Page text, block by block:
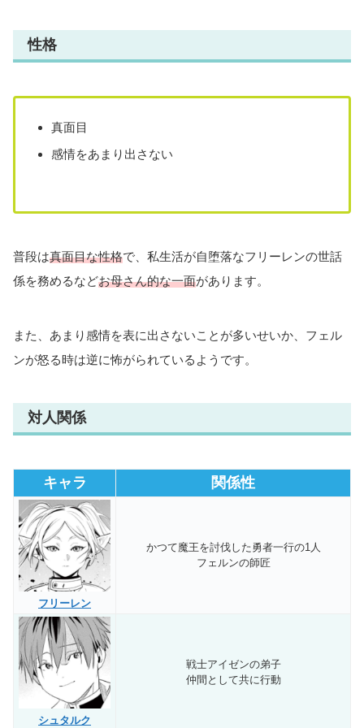
性格
真面目
感情をあまり出さない
普段は真面目な性格で、私生活が自堕落なフリーレンの世話
係を務めるなどお母さん的な一面があります。
また、あまり感情を表に出さないことが多いせいか、フェル
ンが怒る時は逆に怖がられているようです。
対人関係
キャラ 関係性
フリーレン
かつて魔王を討伐した勇者一行の1人
フェルンの師匠
シュタルク
戦士アイゼンの弟子
仲間として共に行動